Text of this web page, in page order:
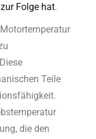
Folge hat.
Teile
die den